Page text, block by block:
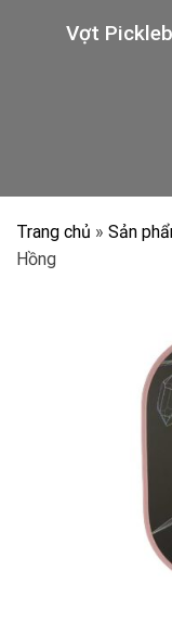
Vợt
Trang chủ » Sản
Hồng